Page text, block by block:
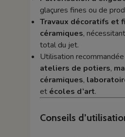
glaçures fines ou de
Travaux décoratifs et
céramiques,
total du jet.
Utilisation
ateliers de potiers,
céramiques,
et écoles d’art.
Conseils